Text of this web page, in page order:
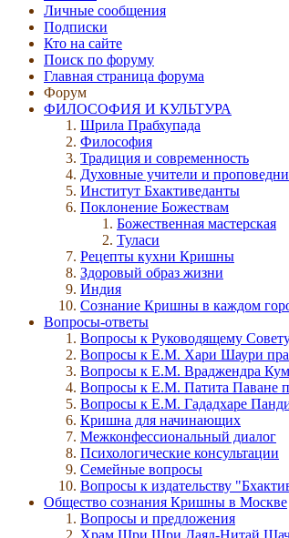
Личные сообщения
Подписки
Кто на сайте
Поиск по форуму
Главная страница форума
Форум
ФИЛОСОФИЯ И КУЛЬТУРА
Шрила Прабхупада
Философия
Традиция и современность
Духовные учители и
Институт Бхактиведанты
Поклонение Божествам
Божественная мастерская
Туласи
Рецепты кухни Кришны
Здоровый образ жизни
Индия
Сознание Кришны в каждом
Вопросы-ответы
Вопросы к Руководящему
Вопросы к Е.М. Хари Шаури
Вопросы к Е.М. Враджендра
Вопросы к Е.М. Патита Паване
Вопросы к Е.М. Гададхаре
Кришна для начинающих
Межконфессиональный диалог
Психологические консультации
Семейные вопросы
Вопросы к издательству
Общество сознания Кришны в Москве
Вопросы и предложения
Храм Шри Шри Даял-Нитай